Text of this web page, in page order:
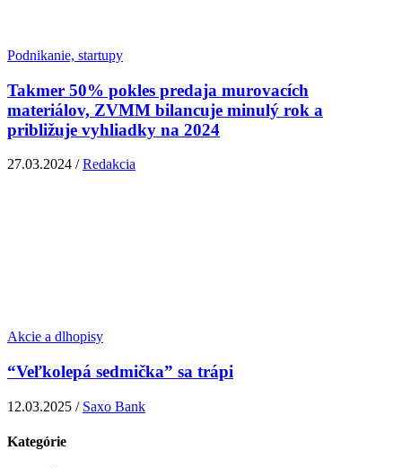
Podnikanie, startupy
Takmer 50% pokles predaja murovacích
materiálov, ZVMM bilancuje minulý rok a
približuje vyhliadky na 2024
27.03.2024 /Redakcia
Akcie a dlhopisy
“Veľkolepá sedmička” sa trápi
12.03.2025 / Saxo Bank
Kategórie